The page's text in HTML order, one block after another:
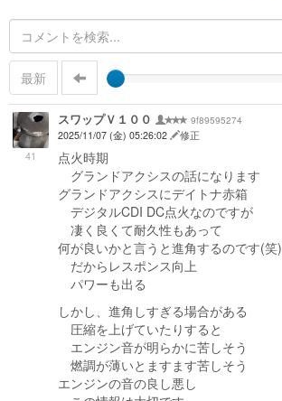
最新
41
スワップＶ１００
9f89595274
2025/11/07 (金) 05:26:02
修正
点火時期
グランドアクシスの話になります
グランドアクシスにデイトナ赤箱
デジタルCDI DC点火なのですが
凄く良くて耐久性もあって
何が良いかと言うと進角するのです(笑)
だからレスポンス向上
パワーも出る
しかし、進角しすぎる場合がある
圧縮を上げていたりすると
エンジン音が明らかに苦しそう
燃調が薄いとますます苦しそう
エンジンの音の良し悪し